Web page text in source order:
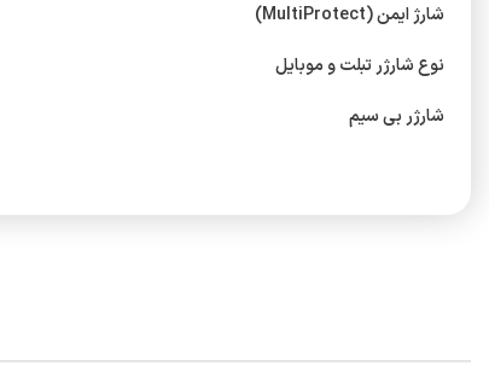
شارژ ایمن (MultiProtect)
نوع شارژر تبلت و موبایل
شارژر بی سیم